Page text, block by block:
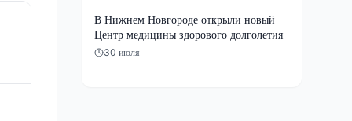
В Нижнем Новгороде открыли новый
Центр медицины здорового долголетия
30 июля